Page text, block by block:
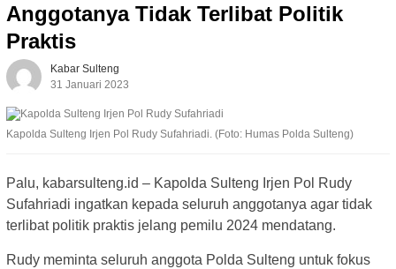
Anggotanya Tidak Terlibat Politik
Praktis
Kabar Sulteng
31 Januari 2023
Kapolda Sulteng Irjen Pol Rudy Sufahriadi. (Foto: Humas Polda Sulteng)
Palu, kabarsulteng.id – Kapolda Sulteng Irjen Pol Rudy
Sufahriadi ingatkan kepada seluruh anggotanya agar tidak
terlibat politik praktis jelang pemilu 2024 mendatang.
Rudy meminta seluruh anggota Polda Sulteng untuk fokus